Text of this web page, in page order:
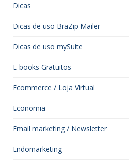
Dicas
Dicas de uso BraZip Mailer
Dicas de uso mySuite
E-books Gratuitos
Ecommerce / Loja Virtual
Economia
Email marketing / Newsletter
Endomarketing